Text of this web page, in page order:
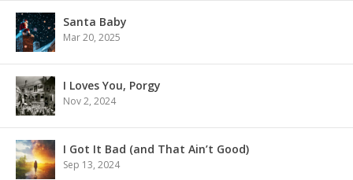
Santa Baby
Mar 20, 2025
I Loves You, Porgy
Nov 2, 2024
I Got It Bad (and That Ain’t Good)
Sep 13, 2024